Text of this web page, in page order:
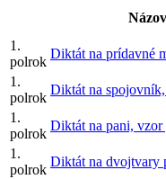
1.
polrok
Diktát na prídavné
1.
polrok
Diktát na
1.
polrok
Diktát na pani, vzor
1.
polrok
Diktát na dvojtvary